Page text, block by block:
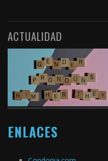
ACTUALIDAD
ENLACES